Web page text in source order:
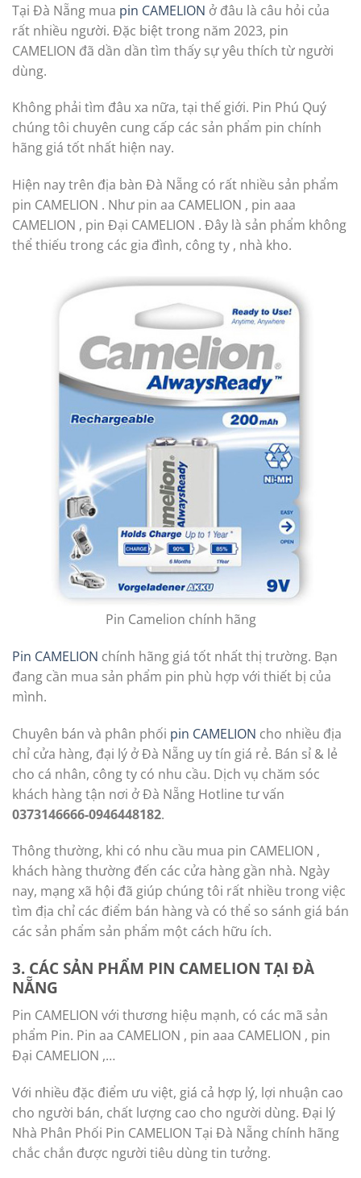
Tại Đà Nẵng mua pin CAMELION ở đâu là câu hỏi của
rất nhiều người. Đặc biệt trong năm 2023, pin
CAMELION đã dần dần tìm thấy sự yêu thích từ người
dùng.
Không phải tìm đâu xa nữa, tại thế giới. Pin Phú Quý
chúng tôi chuyên cung cấp các sản phẩm pin chính
hãng giá tốt nhất hiện nay.
Hiện nay trên địa bàn Đà Nẵng có rất nhiều sản phẩm
pin CAMELION . Như pin aa CAMELION , pin aaa
CAMELION , pin Đại CAMELION . Đây là sản phẩm không
thể thiếu trong các gia đình, công ty , nhà kho.
Pin Camelion chính hãng
Pin CAMELION chính hãng giá tốt nhất thị trường. Bạn
đang cần mua sản phẩm pin phù hợp với thiết bị của
mình.
Chuyên bán và phân phối pin CAMELION cho nhiều địa
chỉ cửa hàng, đại lý ở Đà Nẵng uy tín giá rẻ. Bán sỉ & lẻ
cho cá nhân, công ty có nhu cầu. Dịch vụ chăm sóc
khách hàng tận nơi ở Đà Nẵng Hotline tư vấn
0373146666-0946448182.
Thông thường, khi có nhu cầu mua pin CAMELION ,
khách hàng thường đến các cửa hàng gần nhà. Ngày
nay, mạng xã hội đã giúp chúng tôi rất nhiều trong việc
tìm địa chỉ các điểm bán hàng và có thể so sánh giá bán
các sản phẩm sản phẩm một cách hữu ích.
3. CÁC SẢN PHẨM PIN CAMELION TẠI ĐÀ
NẴNG
Pin CAMELION với thương hiệu mạnh, có các mã sản
phẩm Pin. Pin aa CAMELION , pin aaa CAMELION , pin
Đại CAMELION ,…
Với nhiều đặc điểm ưu việt, giá cả hợp lý, lợi nhuận cao
cho người bán, chất lượng cao cho người dùng. Đại lý
Nhà Phân Phối Pin CAMELION Tại Đà Nẵng chính hãng
chắc chắn được người tiêu dùng tin tưởng.